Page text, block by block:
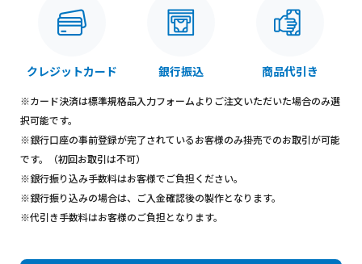
クレジットカード 銀行振込 商品代引き
※カード決済は標準規格品入力フォームよりご注文いただいた場合のみ選
択可能です。
※銀行口座の事前登録が完了されているお客様のみ掛売でのお取引が可能
です。（初回お取引は不可）
※銀行振り込み手数料はお客様でご負担ください。
※銀行振り込みの場合は、ご入金確認後の製作となります。
※代引き手数料はお客様のご負担となります。